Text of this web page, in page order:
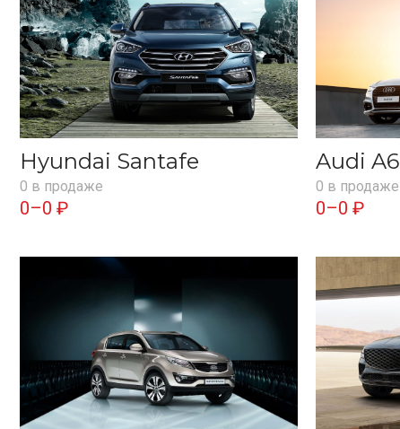
Hyundai Santafe
0 в продаже
0–0 ₽
Audi A6
0 в продаже
0–0 ₽